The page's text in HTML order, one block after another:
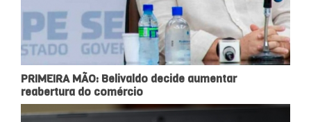
PRIMEIRA MÃO: Belivaldo decide aumentar
reabertura do comércio